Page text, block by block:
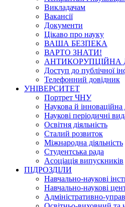
Викладачам
Вакансії
Документи
Цікаво про науку
ВАША БЕЗПЕКА
ВАРТО ЗНАТИ!
АНТИКОРУПЦІЙНА
Доступ до публічної
Телефонний довідник
УНІВЕРСИТЕТ
Портрет ЧНУ
Наукова й інноваційна
Наукові періодичні
Освітня діяльність
Сталий розвиток
Міжнародна діяльність
Студентська рада
Асоціація випускників
ПІДРОЗДІЛИ
Навчально-наукові
Навчально-наукові
Адміністративно-